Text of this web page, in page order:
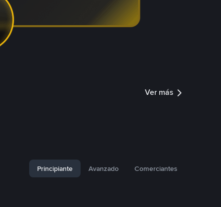
Ver más
Principiante Avanzado Comerciantes